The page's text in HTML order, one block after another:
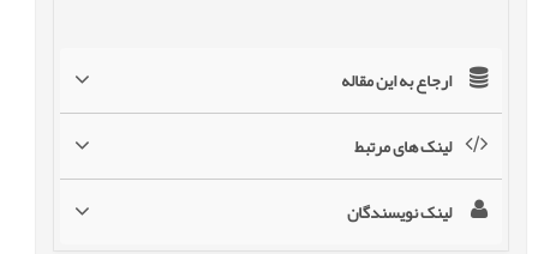
ارجاع به این مقاله
لینک های مرتبط
لینک نویسندگان